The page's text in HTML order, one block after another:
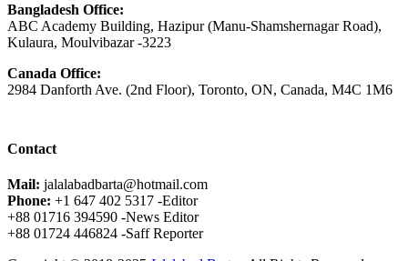
Bangladesh Office:
ABC Academy Building, Hazipur (Manu-Shamshernagar Road),
Kulaura, Moulvibazar -3223
Canada Office:
2984 Danforth Ave. (2nd Floor), Toronto, ON, Canada, M4C 1M6
Contact
Mail: jalalabadbarta@hotmail.com
Phone: +1 647 402 5317 -Editor
+88 01716 394590 -News Editor
+88 01724 446824 -Saff Reporter